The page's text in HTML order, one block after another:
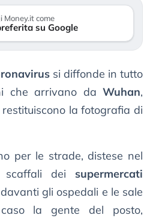
Money.it come
su Google
si diffonde in tutto
che arrivano da Wuhan,
restituiscono la fotografia di
per le strade, distese nel
scaffali dei supermercati
gli ospedali e le sale
la gente del posto,